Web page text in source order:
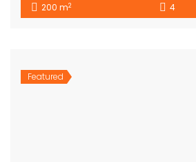
200 m2 4
Featured